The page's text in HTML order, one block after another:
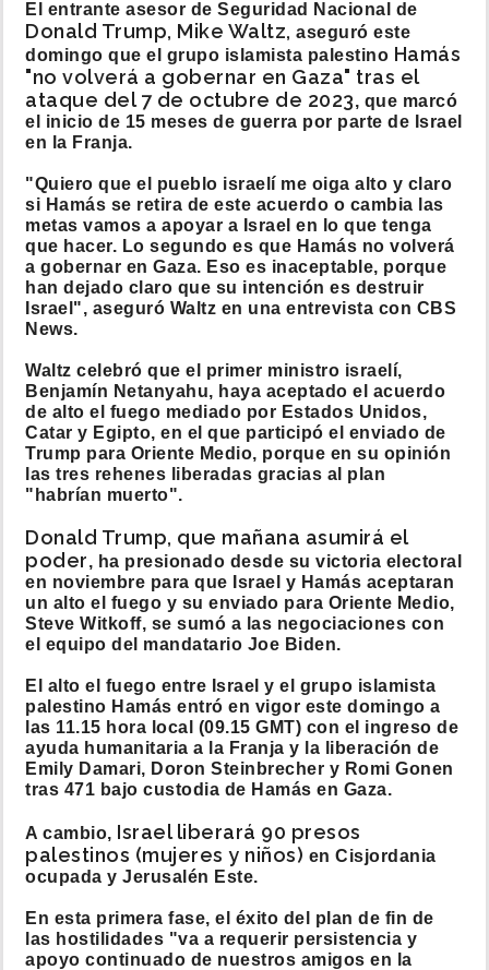
El entrante asesor de Seguridad Nacional de
Donald Trump, Mike Waltz, aseguró este
domingo que el grupo islamista palestino Hamás
"no volverá a gobernar en Gaza" tras el
ataque del 7 de octubre de 2023, que marcó
el inicio de 15 meses de guerra por parte de Israel
en la Franja.
"Quiero que el pueblo israelí me oiga alto y claro
si Hamás se retira de este acuerdo o cambia las
metas vamos a apoyar a Israel en lo que tenga
que hacer. Lo segundo es que Hamás no volverá
a gobernar en Gaza. Eso es inaceptable, porque
han dejado claro que su intención es destruir
Israel", aseguró Waltz en una entrevista con CBS
News.
Waltz celebró que el primer ministro israelí,
Benjamín Netanyahu, haya aceptado el acuerdo
de alto el fuego mediado por Estados Unidos,
Catar y Egipto, en el que participó el enviado de
Trump para Oriente Medio, porque en su opinión
las tres rehenes liberadas gracias al plan
"habrían muerto".
Donald Trump, que mañana asumirá el
poder, ha presionado desde su victoria electoral
en noviembre para que Israel y Hamás aceptaran
un alto el fuego y su enviado para Oriente Medio,
Steve Witkoff, se sumó a las negociaciones con
el equipo del mandatario Joe Biden.
El alto el fuego entre Israel y el grupo islamista
palestino Hamás entró en vigor este domingo a
las 11.15 hora local (09.15 GMT) con el ingreso de
ayuda humanitaria a la Franja y la liberación de
Emily Damari, Doron Steinbrecher y Romi Gonen
tras 471 bajo custodia de Hamás en Gaza.
A cambio, Israel liberará 90 presos
palestinos (mujeres y niños) en Cisjordania
ocupada y Jerusalén Este.
En esta primera fase, el éxito del plan de fin de
las hostilidades "va a requerir persistencia y
apoyo continuado de nuestros amigos en la